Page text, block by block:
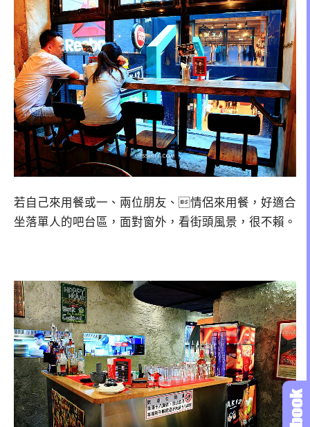
若自己來用餐或一、兩位朋友、情侶來用餐，好適合
坐落單人的吧台區，面對窗外，看街頭風景，很不賴。